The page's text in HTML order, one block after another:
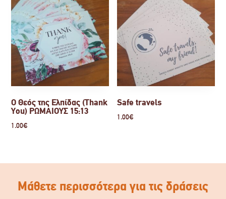
Ο Θεός της Ελπίδας (Thank
You) ΡΩΜΑΙΟΥΣ 15:13
1.00€
Safe travels
1.00€
Μάθετε περισσότερα για τις δράσεις